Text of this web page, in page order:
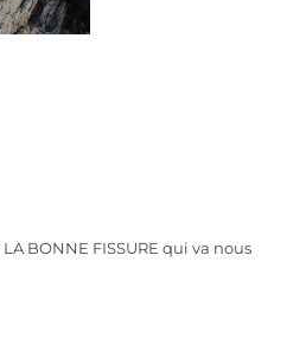
BONNE FISSURE qui va nous